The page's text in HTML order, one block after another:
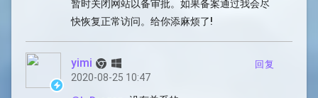
暂时关闭网站以备审批。如果备案通过我会尽
快恢复正常访问。给你添麻烦了!
yimi
2020-08-25 10:47
回复